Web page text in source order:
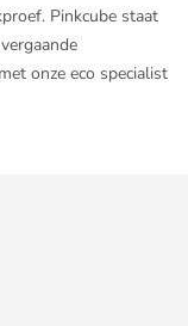
Pinkcube staat
onze eco specialist